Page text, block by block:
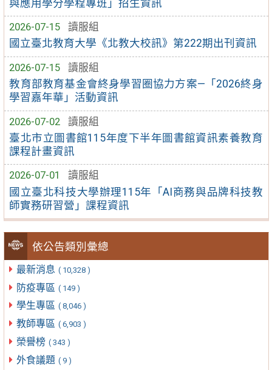
與應用學分學程專班」招生資訊
2026-07-15
讀服組
國立臺北教育大學《北教大校訊》第222期出刊資訊
2026-07-15
讀服組
教育部教育基金會終身學習圈協力方案—「2026終身
學習嘉年華」活動資訊
2026-07-02
讀服組
臺北市立圖書館115年度下半年圖書館資訊素養教育
課程計畫資訊
2026-07-01
讀服組
國立臺北科技大學辦理115年「AI商務與品牌科技教
師實務研習營」課程資訊
依公告類別彙總
最新消息 ( 10,328 )
防疫專區 ( 149 )
學生專區 ( 8,046 )
教師專區 ( 6,903 )
榮譽榜 ( 343 )
外食議題 ( 9 )